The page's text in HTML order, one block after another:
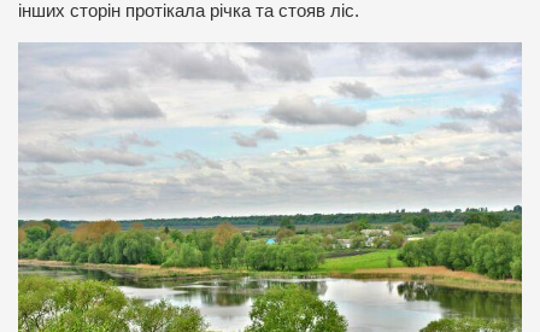
інших сторін протікала річка та стояв ліс.